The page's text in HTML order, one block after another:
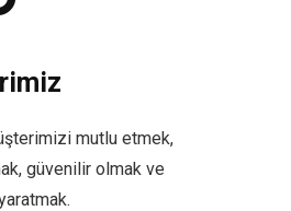
mutlu etmek,
güvenilir olmak ve